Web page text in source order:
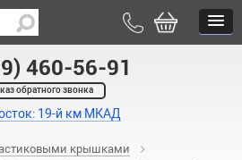
460-56-91
обратного звонка
19-й км МКАД
крышками